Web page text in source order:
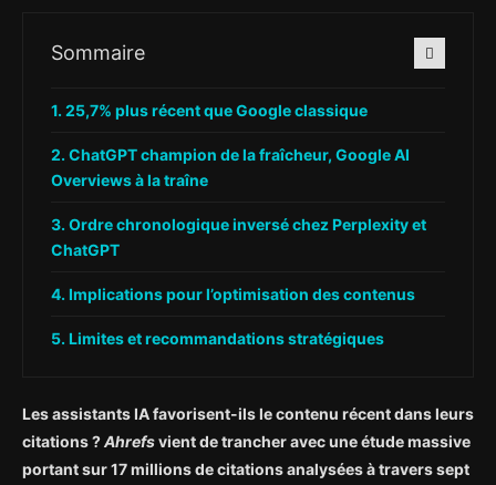
Sommaire
25,7% plus récent que Google classique
ChatGPT champion de la fraîcheur, Google AI
Overviews à la traîne
Ordre chronologique inversé chez Perplexity et
ChatGPT
Implications pour l’optimisation des contenus
Limites et recommandations stratégiques
Les assistants IA favorisent-ils le contenu récent dans leurs
citations ?Ahrefsvient de trancher avec une étude massive
portant sur 17 millions de citations analysées à travers sept